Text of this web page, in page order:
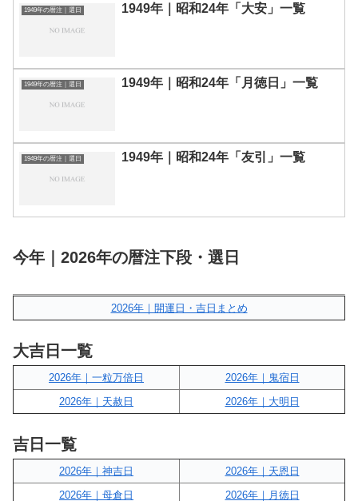
1949年の暦注｜選日 1949年｜昭和24年「大安」一覧
1949年の暦注｜選日 1949年｜昭和24年「月徳日」一覧
1949年の暦注｜選日 1949年｜昭和24年「友引」一覧
今年｜2026年の暦注下段・選日
2026年｜開運日・吉日まとめ
大吉日一覧
2026年｜一粒万倍日
2026年｜鬼宿日
2026年｜天赦日
2026年｜大明日
吉日一覧
2026年｜神吉日
2026年｜天恩日
2026年｜母倉日
2026年｜月徳日